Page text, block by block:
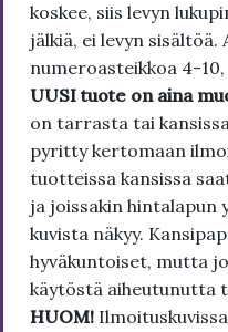
koskee, siis levyn
jälkiä, ei levyn
numeroasteikkoa 4-
UUSI tuote on aina
on tarrasta tai
pyritty kertomaan
tuotteissa kansissa
ja joissakin hintalapun
kuvista näkyy.
hyväkuntoiset, mutta
käytöstä aiheutunutta
HUOM!